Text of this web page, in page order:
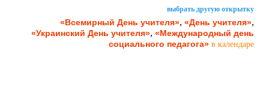
выбрать другую открытку
«Всемирный День учителя», «День учителя»,
«Украинский День учителя», «Международный день
социального педагога» в календаре